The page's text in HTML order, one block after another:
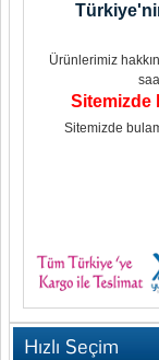
Ürünlerimiz
Sitemizde
Sitemizde
Hızlı Seçim